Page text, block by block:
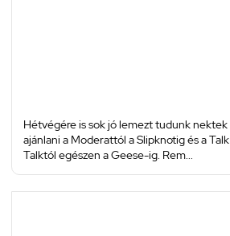
Hétvégére is sok jó lemezt tudunk nektek
ajánlani a Moderattól a Slipknotig és a Talk
Talktól egészen a Geese-ig. Rem...